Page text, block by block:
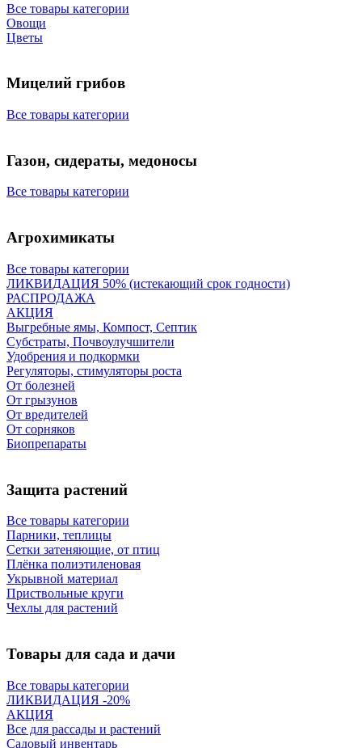
Все товары категории
Овощи
Цветы
Мицелий грибов
Все товары категории
Газон, сидераты, медоносы
Все товары категории
Агрохимикаты
Все товары категории
ЛИКВИДАЦИЯ 50% (истекающий срок годности)
РАСПРОДАЖА
АКЦИЯ
Выгребные ямы, Компост, Септик
Субстраты, Почвоулучшители
Удобрения и подкормки
Регуляторы, стимуляторы роста
От болезней
От грызунов
От вредителей
От сорняков
Биопрепараты
Защита растений
Все товары категории
Парники, теплицы
Сетки затеняющие, от птиц
Плёнка полиэтиленовая
Укрывной материал
Приствольные круги
Чехлы для растений
Товары для сада и дачи
Все товары категории
ЛИКВИДАЦИЯ -20%
АКЦИЯ
Все для рассады и растений
Садовый инвентарь